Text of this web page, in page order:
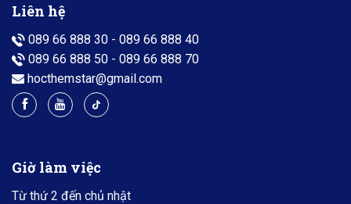
Liên hệ
089 66 888 30 - 089 66 888 40
089 66 888 50 - 089 66 888 70
hocthemstar@gmail.com
Giờ làm việc
Từ thứ 2 đến chủ nhật